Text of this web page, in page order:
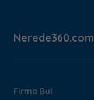
Nerede360.com
Firma Bul